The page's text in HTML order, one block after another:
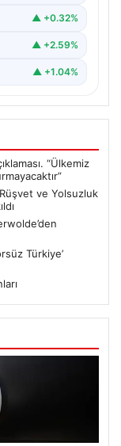
önemli
▲ +0.32%
▲ +2.59%
▲ +1.04%
“Ülkemiz
ve Yolsuzluk
Türkiye’